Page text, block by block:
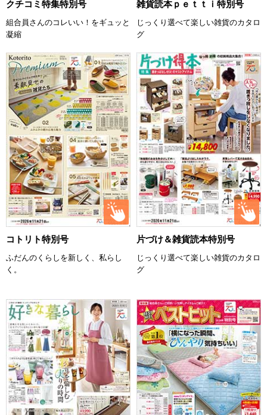
クチコミ特集特別号
組合員さんのコレいい！をギュッと
凝縮
雑貨読本ｐｅｔｔｉ特別号
じっくり選べて楽しい雑貨のカタロ
グ
コトリト特別号
ふだんのくらしを新しく、私らし
く。
片づけ＆雑貨読本特別号
じっくり選べて楽しい雑貨のカタロ
グ